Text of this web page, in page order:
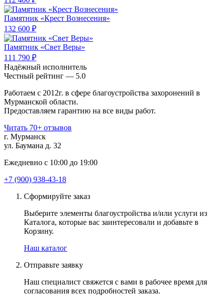
Памятник «Крест Вознесения»
132 600 ₽
Памятник «Свет Веры»
111 790 ₽
Надёжный исполнитель
Чеcтный рейтинг — 5.0
Работаем с 2012г. в сфере благоустройства захоронений в
Мурманской области.
Предоставляем гарантию на все виды работ.
Читать 70+ отзывов
г. Мурманск
ул. Баумана д. 32
Ежедневно с 10:00 до 19:00
+7 (900) 938-43-18
Сформируйте заказ
Выберите элементы благоустройства и/или услуги из
Каталога, которые вас заинтересовали и добавьте в
Корзину.
Наш каталог
Отправьте заявку
Наш специалист свяжется с вами в рабочее время для
согласования всех подробностей заказа.